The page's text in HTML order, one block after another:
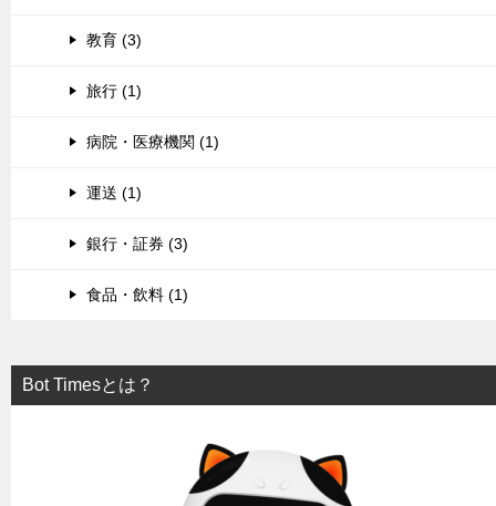
教育 (3)
旅行 (1)
病院・医療機関 (1)
運送 (1)
銀行・証券 (3)
食品・飲料 (1)
Bot Timesとは？